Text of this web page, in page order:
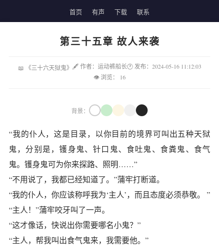
首页 有声 下载 联系
第三十五章 故人来袭
📖 《三十六天狱鬼》 🖋 作者：运动裤船长🕐 发布：2024-05-16 11:12:03
👁 浏览：
16
背景：
“我的仆人，这是目录，以你目前的境界可叫出五种天狱
鬼，分别是，镬身鬼、针口鬼、食吐鬼、食粪鬼、食气
鬼。镬身鬼可为你来探路、照明……”
“不用说了，我都已经知道了。”蒲牢打断道。
“我的仆人，你应该称呼我为‘主人’，而且态度必须恭敬。 ”
“主人！”蒲牢咬牙叫了一声。
“这才像话，快说出你需要哪名小鬼？”
“主人，帮我叫出食气鬼来，我需要他。”